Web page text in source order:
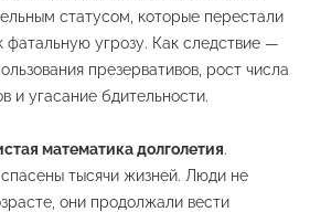
статусом, которые перестали
фатальную угрозу. Как следствие —
презервативов, рост числа
и угасание бдительности.
математика долголетия.
тысячи жизней. Люди не
они продолжали вести